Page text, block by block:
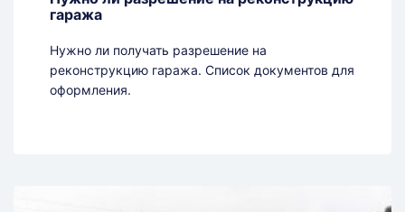
гаража
Нужно ли получать разрешение на
реконструкцию гаража. Список документов для
оформления.